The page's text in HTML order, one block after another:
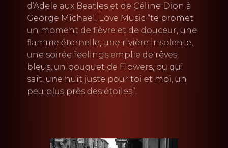
d’Adele aux Beatles et de Céline Dion à
George Michael, Love Music “te promet
un moment de fièvre et de douceur, une
flamme éternelle, une rivière insolente,
une soirée feelings emplie de rêves
bleus, un bouquet de Flowers, ou qui
sait, une nuit juste pour toi et moi, un
peu plus près des étoiles”.